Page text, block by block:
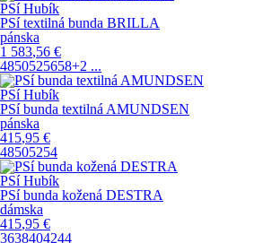
PSí Hubík
PSí textilná bunda BRILLA
pánska
1 583,56 €
4850525658+2 ...
PSí Hubík
PSí bunda textilná AMUNDSEN
pánska
415,95 €
48505254
PSí Hubík
PSí bunda kožená DESTRA
dámska
415,95 €
3638404244